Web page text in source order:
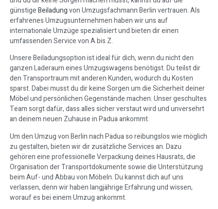
günstigeBeiladungvon Umzugsfachmann Berlin vertrauen. Als
erfahrenes Umzugsunternehmen haben wir uns auf
internationale Umzüge spezialisiert und bieten dir einen
umfassenden Service von A bis Z.
Unsere Beiladungsoption ist ideal für dich, wenn du nicht den
ganzen Laderaum eines Umzugswagens benötigst. Du teilst dir
den Transportraum mit anderen Kunden, wodurch du Kosten
sparst. Dabei musst du dir keine Sorgen um die Sicherheit deiner
Möbel und persönlichen Gegenstände machen. Unser geschultes
Team sorgt dafür, dass alles sicher verstaut wird und unversehrt
an deinem neuen Zuhause in Padua ankommt.
Um den Umzug von Berlin nach Padua so reibungslos wie möglich
zu gestalten, bieten wir dir zusätzliche Services an. Dazu
gehören eine professionelle Verpackung deines Hausrats, die
Organisation der Transportdokumente sowie die Unterstützung
beim Auf- und Abbau von Möbeln. Du kannst dich auf uns
verlassen, denn wir haben langjährige Erfahrung und wissen,
worauf es bei einem Umzug ankommt.